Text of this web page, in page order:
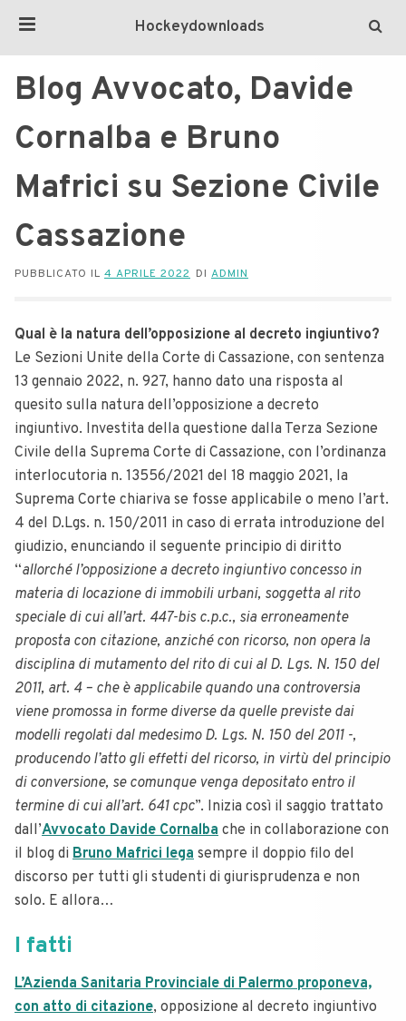
Hockeydownloads
Blog Avvocato, Davide
Cornalba e Bruno
Mafrici su Sezione Civile
Cassazione
PUBBLICATO IL 4 APRILE 2022 DI ADMIN
Qual è la natura dell’opposizione al decreto ingiuntivo?
Le Sezioni Unite della Corte di Cassazione, con sentenza
13 gennaio 2022, n. 927, hanno dato una risposta al
quesito sulla natura dell’opposizione a decreto
ingiuntivo. Investita della questione dalla Terza Sezione
Civile della Suprema Corte di Cassazione, con l’ordinanza
interlocutoria n. 13556/2021 del 18 maggio 2021, la
Suprema Corte chiariva se fosse applicabile o meno l’art.
4 del D.Lgs. n. 150/2011 in caso di errata introduzione del
giudizio, enunciando il seguente principio di diritto
“allorché l’opposizione a decreto ingiuntivo concesso in
materia di locazione di immobili urbani, soggetta al rito
speciale di cui all’art. 447-bis c.p.c., sia erroneamente
proposta con citazione, anziché con ricorso, non opera la
disciplina di mutamento del rito di cui al D. Lgs. N. 150 del
2011, art. 4 – che è applicabile quando una controversia
viene promossa in forme diverse da quelle previste dai
modelli regolati dal medesimo D. Lgs. N. 150 del 2011 -,
producendo l’atto gli effetti del ricorso, in virtù del principio
di conversione, se comunque venga depositato entro il
termine di cui all’art. 641 cpc”. Inizia così il saggio trattato
dall’Avvocato Davide Cornalba che in collaborazione con
il blog di Bruno Mafrici lega sempre il doppio filo del
discorso per tutti gli studenti di giurisprudenza e non
solo. E allora…
I fatti
L’Azienda Sanitaria Provinciale di Palermo proponeva,
con atto di citazione, opposizione al decreto ingiuntivo